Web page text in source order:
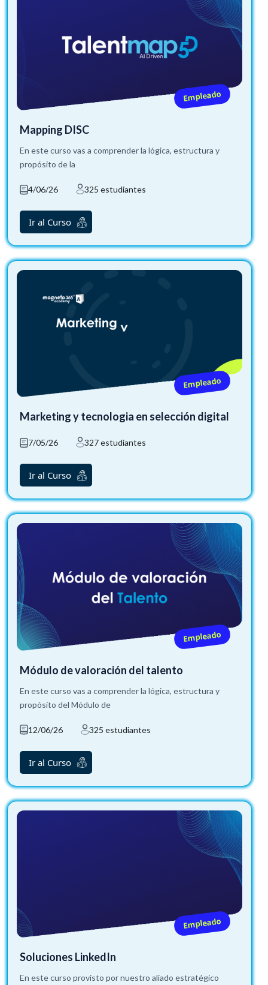
Empleado
Mapping DISC
En este curso vas a comprender la lógica, estructura y
propósito de la
4/06/26 325 estudiantes
Ir al Curso
Empleado
Marketing y tecnologia en selección digital
7/05/26 327 estudiantes
Ir al Curso
Empleado
Módulo de valoración del talento
En este curso vas a comprender la lógica, estructura y
propósito del Módulo de
12/06/26 325 estudiantes
Ir al Curso
Empleado
Soluciones LinkedIn
En este curso provisto por nuestro aliado estratégico